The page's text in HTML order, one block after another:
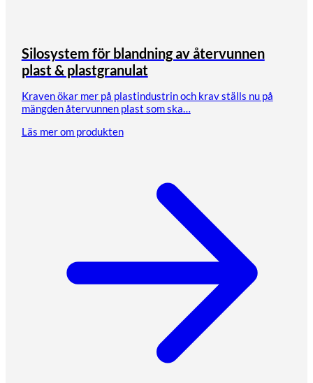
Silosystem för blandning av återvunnen
plast & plastgranulat
Kraven ökar mer på plastindustrin och krav ställs nu på
mängden återvunnen plast som ska…
Läs mer om produkten